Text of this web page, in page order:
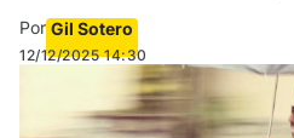
Por Gil Sotero
12/12/2025 14:30